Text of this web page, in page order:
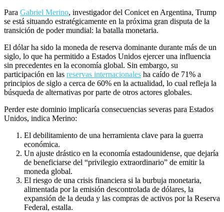
Para Gabriel Merino, investigador del Conicet en Argentina, Trump
se está situando estratégicamente en la próxima gran disputa de la
transición de poder mundial: la batalla monetaria.
El dólar ha sido la moneda de reserva dominante durante más de un
siglo, lo que ha permitido a Estados Unidos ejercer una influencia
sin precedentes en la economía global. Sin embargo, su
participación en las reservas internacionales ha caído de 71% a
principios de siglo a cerca de 60% en la actualidad, lo cual refleja la
búsqueda de alternativas por parte de otros actores globales.
Perder este dominio implicaría consecuencias severas para Estados
Unidos, indica Merino:
El debilitamiento de una herramienta clave para la guerra
económica.
Un ajuste drástico en la economía estadounidense, que dejaría
de beneficiarse del “privilegio extraordinario” de emitir la
moneda global.
El riesgo de una crisis financiera si la burbuja monetaria,
alimentada por la emisión descontrolada de dólares, la
expansión de la deuda y las compras de activos por la Reserva
Federal, estalla.